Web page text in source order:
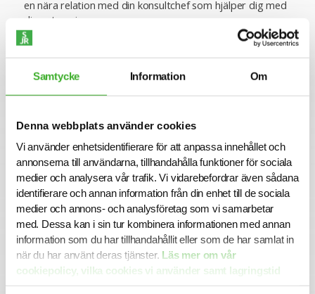
Samtycke Information Om
Denna webbplats använder cookies
Vi använder enhetsidentifierare för att anpassa innehållet och
annonserna till användarna, tillhandahålla funktioner för sociala
medier och analysera vår trafik. Vi vidarebefordrar även sådana
identifierare och annan information från din enhet till de sociala
medier och annons- och analysföretag som vi samarbetar
med. Dessa kan i sin tur kombinera informationen med annan
information som du har tillhandahållit eller som de har samlat in
när du har använt deras tjänster. Läs mer om vår
cookiepolicy, vilka cookies vi använder samt lagringstid
här.
en nära relation med din konsultchef som hjälper dig med
dina utmaningar.
Se lediga jobb
CONTACT PERSON
Emelie Löfqvist
070-647 16 30